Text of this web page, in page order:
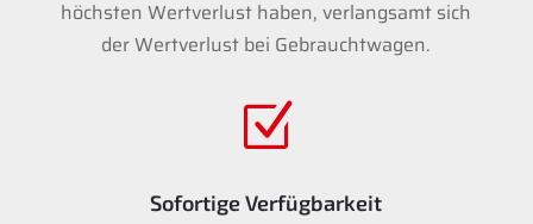
höchsten Wertverlust haben, verlangsamt sich
der Wertverlust bei Gebrauchtwagen.
Z
Sofortige Verfügbarkeit